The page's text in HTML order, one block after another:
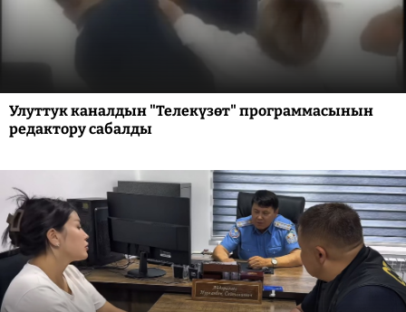
Улуттук каналдын "Телекүзөт" программасынын
редактору сабалды